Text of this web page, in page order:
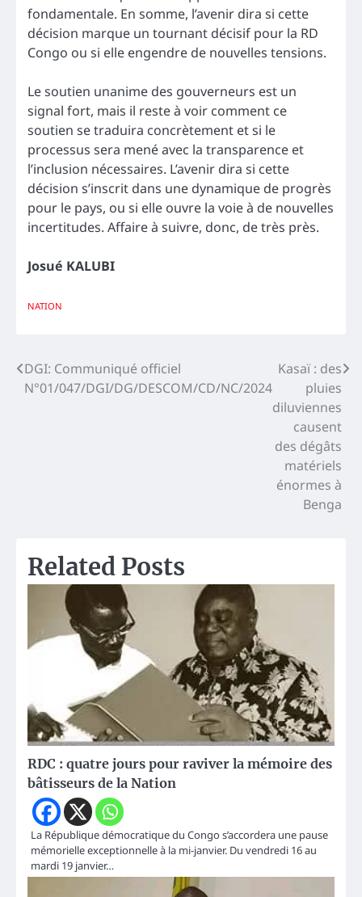
fondamentale. En somme, l’avenir dira si cette
décision marque un tournant décisif pour la RD
Congo ou si elle engendre de nouvelles tensions.
Le soutien unanime des gouverneurs est un
signal fort, mais il reste à voir comment ce
soutien se traduira concrètement et si le
processus sera mené avec la transparence et
l’inclusion nécessaires. L’avenir dira si cette
décision s’inscrit dans une dynamique de progrès
pour le pays, ou si elle ouvre la voie à de nouvelles
incertitudes. Affaire à suivre, donc, de très près.
Josué KALUBI
NATION
Navigation
de
DGI: Communiqué officiel
N°01/047/DGI/DG/DESCOM/CD/NC/2024
Kasaï : des
pluies
diluviennes
causent
des dégâts
matériels
énormes à
Benga
Related Posts
RDC : quatre jours pour raviver la mémoire des
bâtisseurs de la Nation
La République démocratique du Congo s’accordera une pause
mémorielle exceptionnelle à la mi-janvier. Du vendredi 16 au
mardi 19 janvier…